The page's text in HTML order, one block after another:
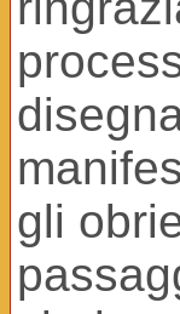
gli